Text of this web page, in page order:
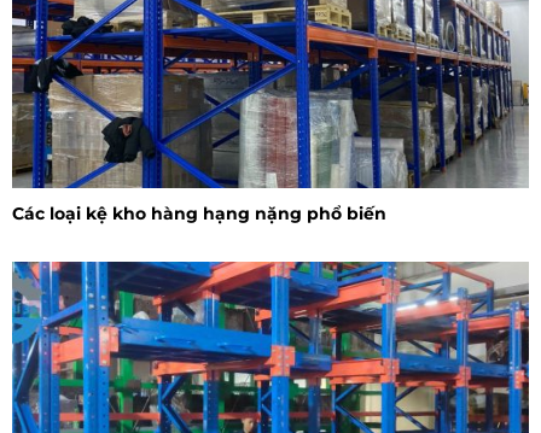
Các loại kệ kho hàng hạng nặng phổ biến